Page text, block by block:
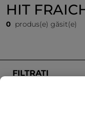
HIT
0 produs(e) găsit(e)
FILTRAȚI